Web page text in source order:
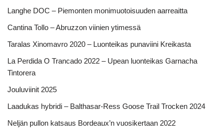
Langhe DOC – Piemonten monimuotoisuuden aarreaitta
Cantina Tollo – Abruzzon viinien ytimessä
Taralas Xinomavro 2020 – Luonteikas punaviini Kreikasta
La Perdida O Trancado 2022 – Upean luonteikas Garnacha
Tintorera
Jouluviinit 2025
Laadukas hybridi – Balthasar-Ress Goose Trail Trocken 2024
Neljän pullon katsaus Bordeaux’n vuosikertaan 2022